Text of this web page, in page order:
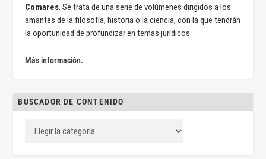
Comares . Se trata de una serie de volúmenes dirigidos a los
amantes de la filosofía, historia o la ciencia, con la que tendrán
la oportunidad de profundizar en temas jurídicos.
Más información.
BUSCADOR DE CONTENIDO